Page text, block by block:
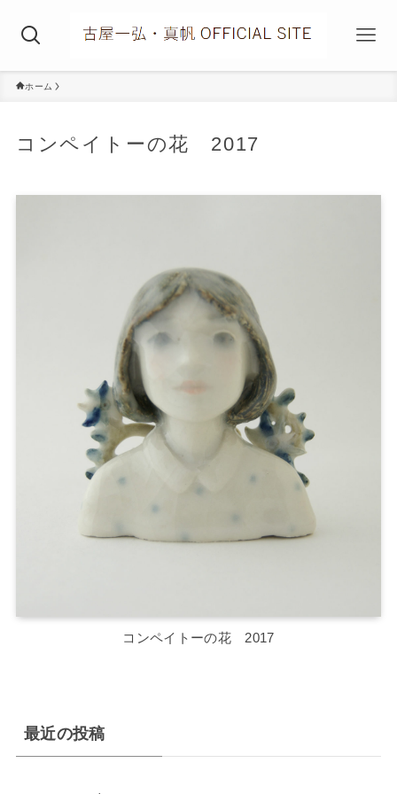
ホーム
コンペイトーの花 2017
コンペイトーの花 2017
最近の投稿